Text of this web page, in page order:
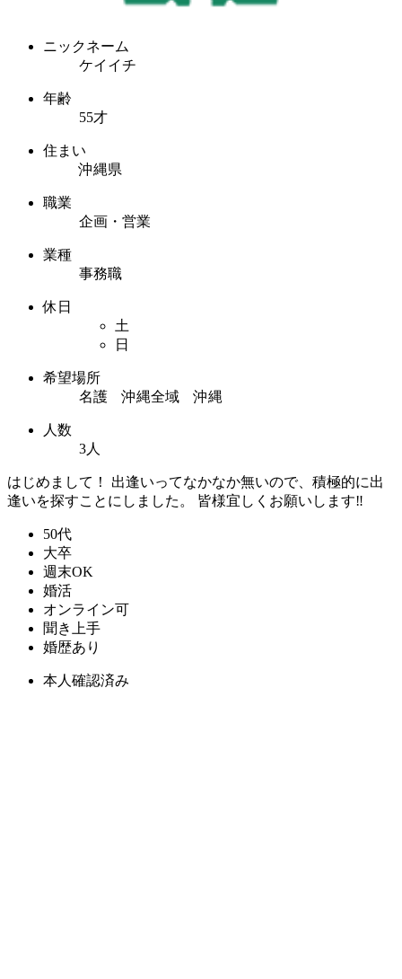
ニックネーム
ケイイチ
年齢
55才
住まい
沖縄県
職業
企画・営業
業種
事務職
休日
土
日
希望場所
名護 沖縄全域 沖縄
人数
3人
はじめまして！ 出逢いってなかなか無いので、積極的に出
逢いを探すことにしました。 皆様宜しくお願いします‼️
50代
大卒
週末OK
婚活
オンライン可
聞き上手
婚歴あり
本人確認済み